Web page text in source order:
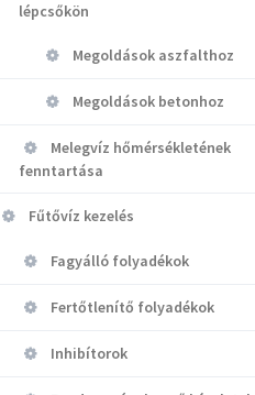
lépcsőkön
Megoldások aszfalthoz
Megoldások betonhoz
Melegvíz hőmérsékletének
fenntartása
Fűtővíz kezelés
Fagyálló folyadékok
Fertőtlenítő folyadékok
Inhibítorok